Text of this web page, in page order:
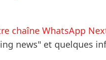
chaîne WhatsApp
news" et quelques